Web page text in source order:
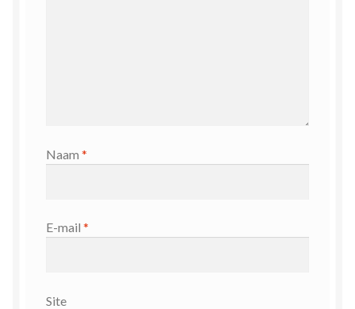
Naam *
E-mail *
Site